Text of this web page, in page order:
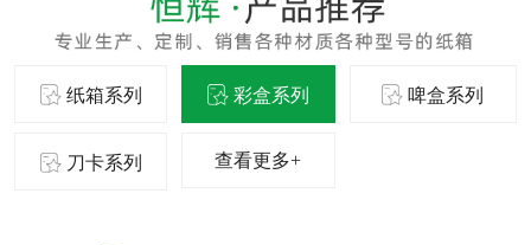
纸箱系列 彩盒系列 啤盒系列
刀卡系列 查看更多+